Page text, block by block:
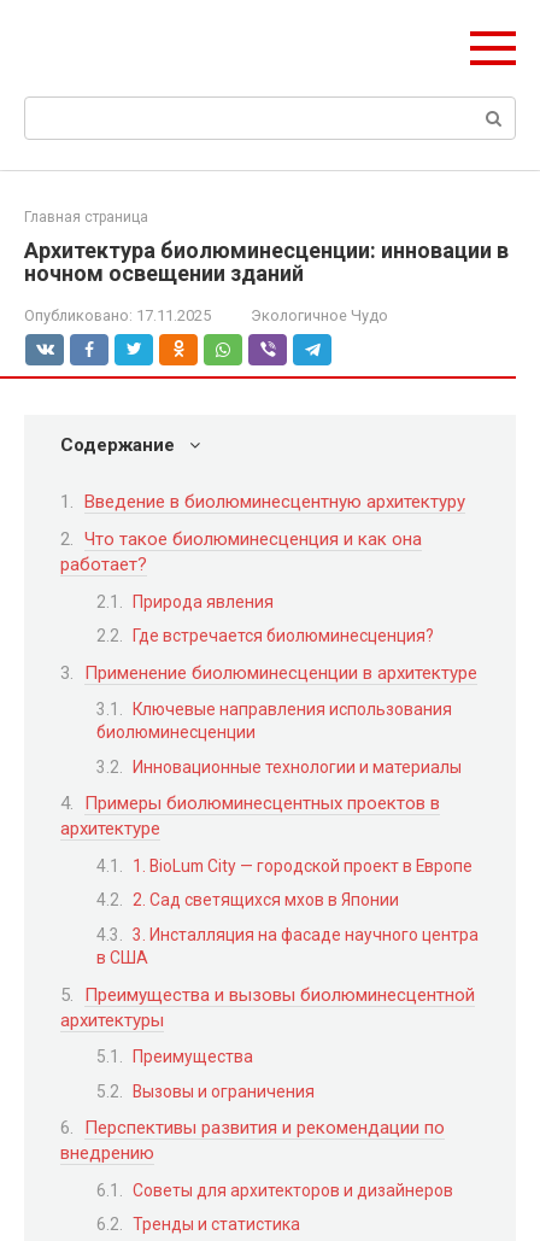
Поиск:
Главная страница
Архитектура биолюминесценции: инновации в
ночном освещении зданий
Опубликовано: 17.11.2025 Экологичное Чудо
Содержание
Введение в биолюминесцентную архитектуру
Что такое биолюминесценция и как она
работает?
Природа явления
Где встречается биолюминесценция?
Применение биолюминесценции в архитектуре
Ключевые направления использования
биолюминесценции
Инновационные технологии и материалы
Примеры биолюминесцентных проектов в
архитектуре
1. BioLum City — городской проект в Европе
2. Сад светящихся мхов в Японии
3. Инсталляция на фасаде научного центра
в США
Преимущества и вызовы биолюминесцентной
архитектуры
Преимущества
Вызовы и ограничения
Перспективы развития и рекомендации по
внедрению
Советы для архитекторов и дизайнеров
Тренды и статистика